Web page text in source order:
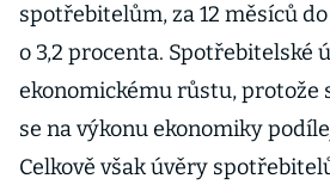
spotřebitelům, za 12 měsíců
o 3,2 procenta. Spotřebitelské
ekonomickému růstu, protože
se na výkonu ekonomiky
Celkově však úvěry